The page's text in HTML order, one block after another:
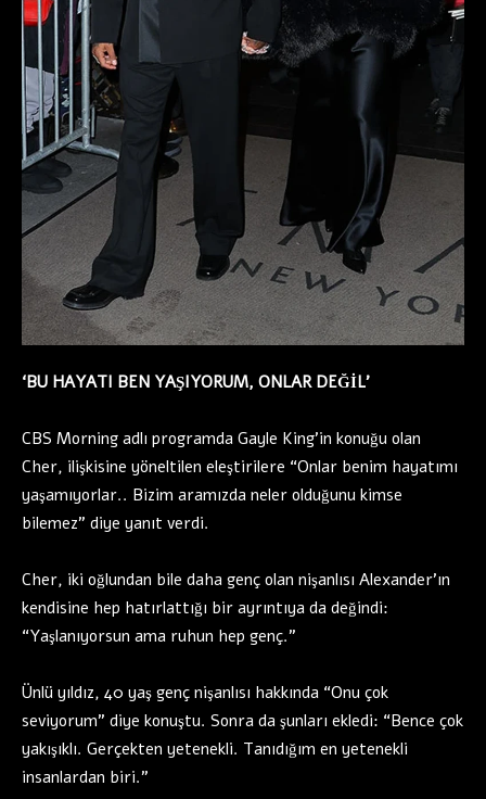
‘BU HAYATI BEN YAŞIYORUM, ONLAR DEĞİL’
CBS Morning adlı programda Gayle King’in konuğu olan
Cher, ilişkisine yöneltilen eleştirilere “Onlar benim hayatımı
yaşamıyorlar.. Bizim aramızda neler olduğunu kimse
bilemez” diye yanıt verdi.
Cher, iki oğlundan bile daha genç olan nişanlısı Alexander’ın
kendisine hep hatırlattığı bir ayrıntıya da değindi:
“Yaşlanıyorsun ama ruhun hep genç.”
Ünlü yıldız, 40 yaş genç nişanlısı hakkında “Onu çok
seviyorum” diye konuştu. Sonra da şunları ekledi: “Bence çok
yakışıklı. Gerçekten yetenekli. Tanıdığım en yetenekli
insanlardan biri.”